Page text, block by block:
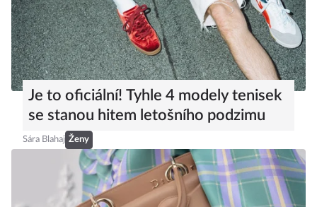
Je to oficiální! Tyhle 4 modely tenisek
se stanou hitem letošního podzimu
Sára Blahaj Ženy